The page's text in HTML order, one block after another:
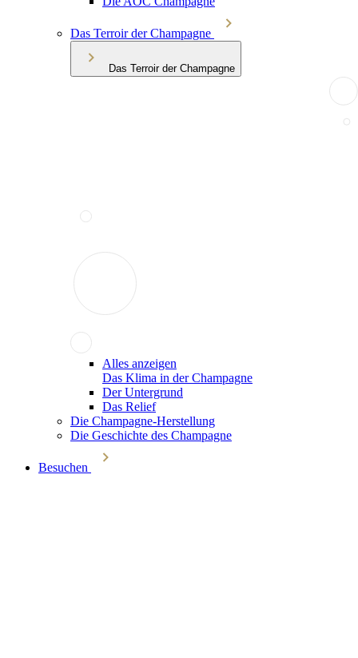
Das Terroir der Champagne
Das Terroir der Champagne
Alles anzeigen
Das Klima in der Champagne
Der Untergrund
Das Relief
Die Champagne-Herstellung
Die Geschichte des Champagne
Besuchen